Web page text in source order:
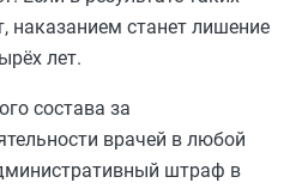
наказанием станет лишение
лет.
состава за
врачей в любой
штраф в